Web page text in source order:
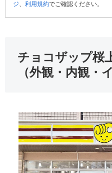
ジ、 利用規約でご確認ください。
チョコザップ桜
（外観・内観・